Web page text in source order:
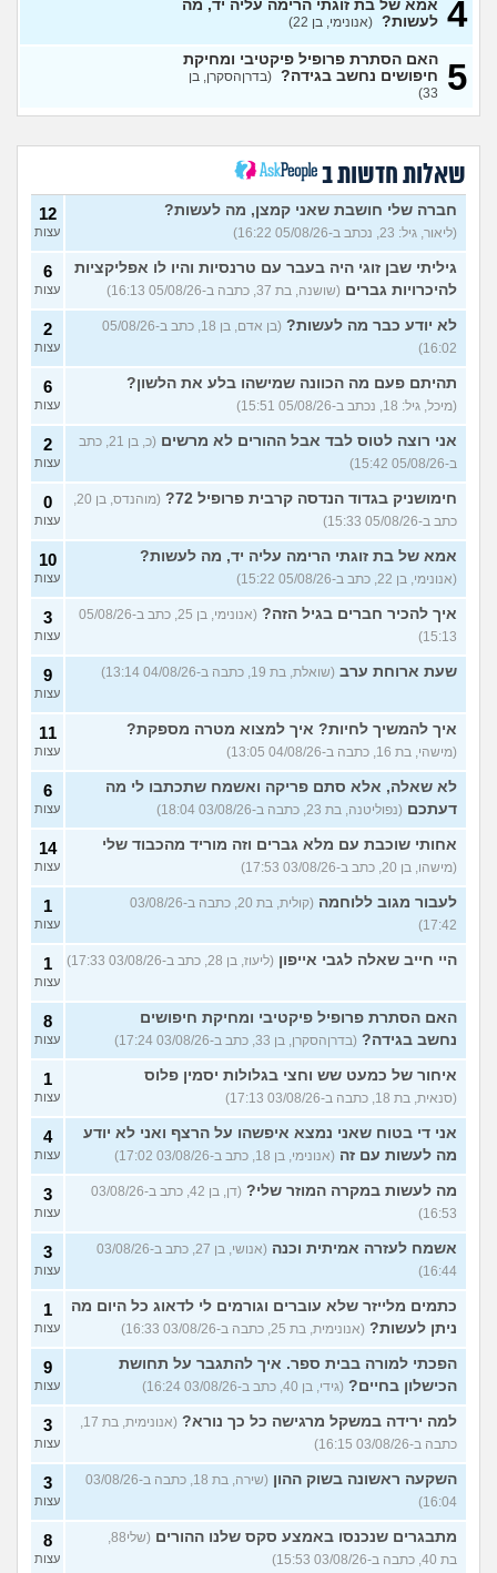
האם מה שאני מרגיש זה הגיוני
ותקין?
(לירון, בן 31)
איך להתגבר על רצון לקשר
לפני הזמן?
(אנונימית, בת 21)
הבילויים, זה מוריד לכם?
(לחם ושעשועים, בן 36)
13
כשרבתי עם בת הזוג שלי,
דחפתי אותה מתוך כעס. איך
להתמודד?
(אלכס, שם בדוי, בן
40)
13
עצות
איך להסביר לה שאני רוצה
להיפרד?
(עידן, בן 27)
20
עצות
בעיות ביני לבית הזוג, מה
לעשות?
6
עצות
לא משלמת בדייטים
(אלי, בן
29)
9
עצות
יוצאת איתו היום לדייט ראשון 3
עצות
בטיילת או מועדון?
(רואי, בן
26)
8
עצות
לוקח אותי לדייטים גרועים
האם להמשיך?
(נטע, בת 21)
17
עצות
עוד שאלות חדשות במדור
4 אמא של בת זוגתי הרימה עליה יד, מה
לעשות? (אנונימי, בן 22)
5 האם הסתרת פרופיל פיקטיבי ומחיקת
חיפושים נחשב בגידה? (בדרןהסקרן, בן
33)
שאלות חדשות ב
חברה שלי חושבת שאני קמצן, מה לעשות?
(ליאור, גיל: 23, נכתב ב-05/08/26 16:22)
12
עצות
גיליתי שבן זוגי היה בעבר עם טרנסיות והיו לו אפליקציות
להיכרויות גברים (שושנה, בת 37, כתבה ב-05/08/26 16:13)
6
עצות
לא יודע כבר מה לעשות?
(בן אדם, בן 18, כתב ב-05/08/26
16:02)
2
עצות
תהיתם פעם מה הכוונה שמישהו בלע את הלשון?
(מיכל, גיל: 18, נכתב ב-05/08/26 15:51)
6
עצות
אני רוצה לטוס לבד אבל ההורים לא מרשים
(כ, בן 21, כתב
ב-05/08/26 15:42)
2
עצות
חימושניק בגדוד הנדסה קרבית פרופיל 72?
(מוהנדס, בן 20,
כתב ב-05/08/26 15:33)
0
עצות
אמא של בת זוגתי הרימה עליה יד, מה לעשות?
(אנונימי, בן 22, כתב ב-05/08/26 15:22)
10
עצות
איך להכיר חברים בגיל הזה?
(אנונימי, בן 25, כתב ב-05/08/26
15:13)
3
עצות
שעת ארוחת ערב (שואלת, בת 19, כתבה ב-04/08/26 13:14) 9
עצות
איך להמשיך לחיות? איך למצוא מטרה מספקת?
(מישהי, בת 16, כתבה ב-04/08/26 13:05)
11
עצות
לא שאלה, אלא סתם פריקה ואשמח שתכתבו לי מה
דעתכם (נפוליטנה, בת 23, כתבה ב-03/08/26 18:04)
6
עצות
אחותי שוכבת עם מלא גברים וזה מוריד מהכבוד שלי
(מישהו, בן 20, כתב ב-03/08/26 17:53)
14
עצות
לעבור מגוב ללוחמה
(קולית, בת 20, כתבה ב-03/08/26
17:42)
1
עצות
היי חייב שאלה לגבי אייפון (ליעוז, בן 28, כתב ב-03/08/26 17:33) 1
עצות
האם הסתרת פרופיל פיקטיבי ומחיקת חיפושים
נחשב בגידה? (בדרןהסקרן, בן 33, כתב ב-03/08/26 17:24)
8
עצות
איחור של כמעט שש וחצי בגלולות יסמין פלוס
(סנאית, בת 18, כתבה ב-03/08/26 17:13)
1
עצות
אני די בטוח שאני נמצא איפשהו על הרצף ואני לא יודע
מה לעשות עם זה (אנונימי, בן 18, כתב ב-03/08/26 17:02)
4
עצות
מה לעשות במקרה המוזר שלי?
(דן, בן 42, כתב ב-03/08/26
16:53)
3
עצות
אשמח לעזרה אמיתית וכנה
(אנושי, בן 27, כתב ב-03/08/26
16:44)
3
עצות
כתמים מלייזר שלא עוברים וגורמים לי לדאוג כל היום מה
ניתן לעשות? (אנונימית, בת 25, כתבה ב-03/08/26 16:33)
1
עצות
הפכתי למורה בבית ספר. איך להתגבר על תחושת
הכישלון בחיים? (גידי, בן 40, כתב ב-03/08/26 16:24)
9
עצות
למה ירידה במשקל מרגישה כל כך נורא?
(אנונימית, בת 17,
כתבה ב-03/08/26 16:15)
3
עצות
השקעה ראשונה בשוק ההון
(שירה, בת 18, כתבה ב-03/08/26
16:04)
3
עצות
מתבגרים שנכנסו באמצע סקס שלנו ההורים
(שלי88,
בת 40, כתבה ב-03/08/26 15:53)
8
עצות